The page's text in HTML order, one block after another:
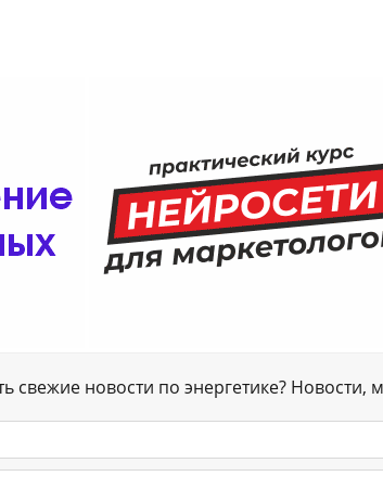
свежие новости по энергетике?